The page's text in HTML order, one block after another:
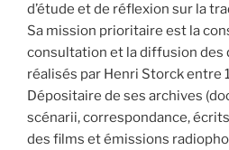
d’étude et de réflexion sur la
Sa mission prioritaire est la
consultation et la diffusion des
réalisés par Henri Storck entre
Dépositaire de ses archives
scénarii, correspondance,
des films et émissions